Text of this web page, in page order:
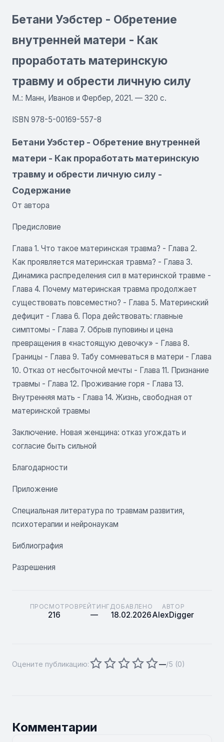
Бетани Уэбстер - Обретение
внутренней матери - Как
проработать материнскую
травму и обрести личную силу
М.: Манн, Иванов и Фербер, 2021. — 320 с.
ISBN 978-5-00169-557-8
Бетани Уэбстер - Обретение внутренней
матери - Как проработать материнскую
травму и обрести личную силу -
Содержание
От автора
Предисловие
Глава 1. Что такое материнская травма? - Глава 2.
Как проявляется материнская травма? - Глава 3.
Динамика распределения сил в материнской травме -
Глава 4. Почему материнская травма продолжает
существовать повсеместно? - Глава 5. Материнский
дефицит - Глава 6. Пора действовать: главные
симптомы - Глава 7. Обрыв пуповины и цена
превращения в «настоящую девочку» - Глава 8.
Границы - Глава 9. Табу сомневаться в матери - Глава
10. Отказ от несбыточной мечты - Глава 11. Признание
травмы - Глава 12. Проживание горя - Глава 13.
Внутренняя мать - Глава 14. Жизнь, свободная от
материнской травмы
Заключение. Новая женщина: отказ угождать и
согласие быть сильной
Благодарности
Приложение
Специальная литература по травмам развития,
психотерапии и нейронаукам
Библиография
Разрешения
ПРОСМОТРОВ
216
РЕЙТИНГ
—
ДОБАВЛЕНО
18.02.2026
АВТОР
AlexDigger
Оцените публикацию: —/5 (0)
Комментарии